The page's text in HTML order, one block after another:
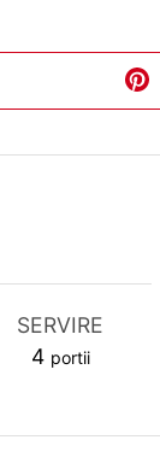
SERVIRE
4 portii